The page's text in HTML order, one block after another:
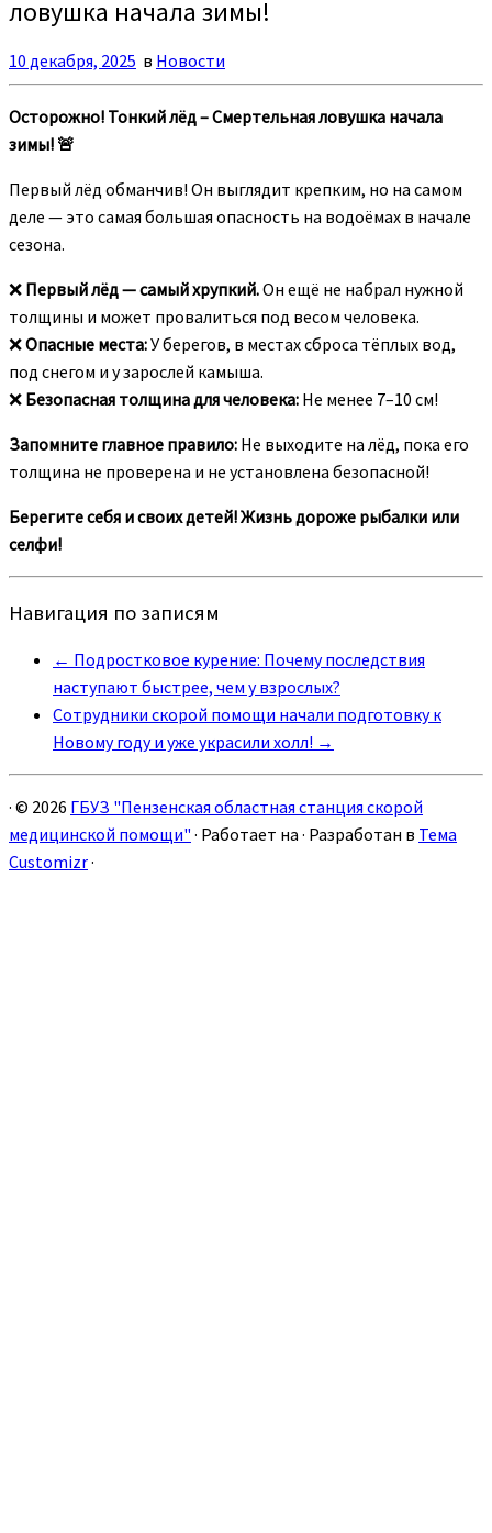
ловушка начала зимы!
10 декабря, 2025 в Новости
Осторожно! Тонкий лёд – Смертельная ловушка начала
зимы! 🚨
Первый лёд обманчив! Он выглядит крепким, но на самом
деле — это самая большая опасность на водоёмах в начале
сезона.
❌ Первый лёд — самый хрупкий.Он ещё не набрал нужной
толщины и может провалиться под весом человека.
❌Опасные места:У берегов, в местах сброса тёплых вод,
под снегом и у зарослей камыша.
❌ Безопасная толщина для человека: Не менее 7–10 см!
Запомните главное правило: Не выходите на лёд, пока его
толщина не проверена и не установлена безопасной!
Берегите себя и своих детей! Жизнь дороже рыбалки или
селфи!
Навигация по записям
← Подростковое курение: Почему последствия
наступают быстрее, чем у взрослых?
Сотрудники скорой помощи начали подготовку к
Новому году и уже украсили холл! →
· © 2026 ГБУЗ "Пензенская областная станция скорой
медицинской помощи" · Работает на · Разработан в Тема
Customizr·